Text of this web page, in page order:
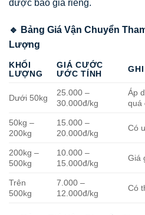
được báo giá riêng.
🔹 Bảng Giá Vận Chuyển
Lượng
KHỐI
LƯỢNG
GIÁ CƯỚC
ƯỚC TÍNH
Dưới 50kg
25.000 –
30.000đ/kg
Áp
quá
50kg –
200kg
15.000 –
20.000đ/kg
Có
200kg –
500kg
10.000 –
15.000đ/kg
Giá
Trên
500kg
7.000 –
12.000đ/kg
Có